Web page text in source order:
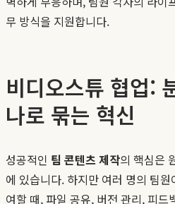
무 방식을 지원합니다.
비디오스튜 협업:
나로 묶는 혁신
성공적인 팀 콘텐츠 제작의 핵심은
에 있습니다. 하지만 여러 명의 팀
여할 때, 파일 공유, 버전 관리, 피드